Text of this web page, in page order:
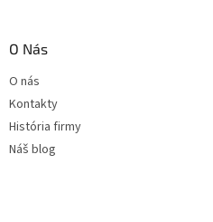
O Nás
O nás
Kontakty
História firmy
Náš blog